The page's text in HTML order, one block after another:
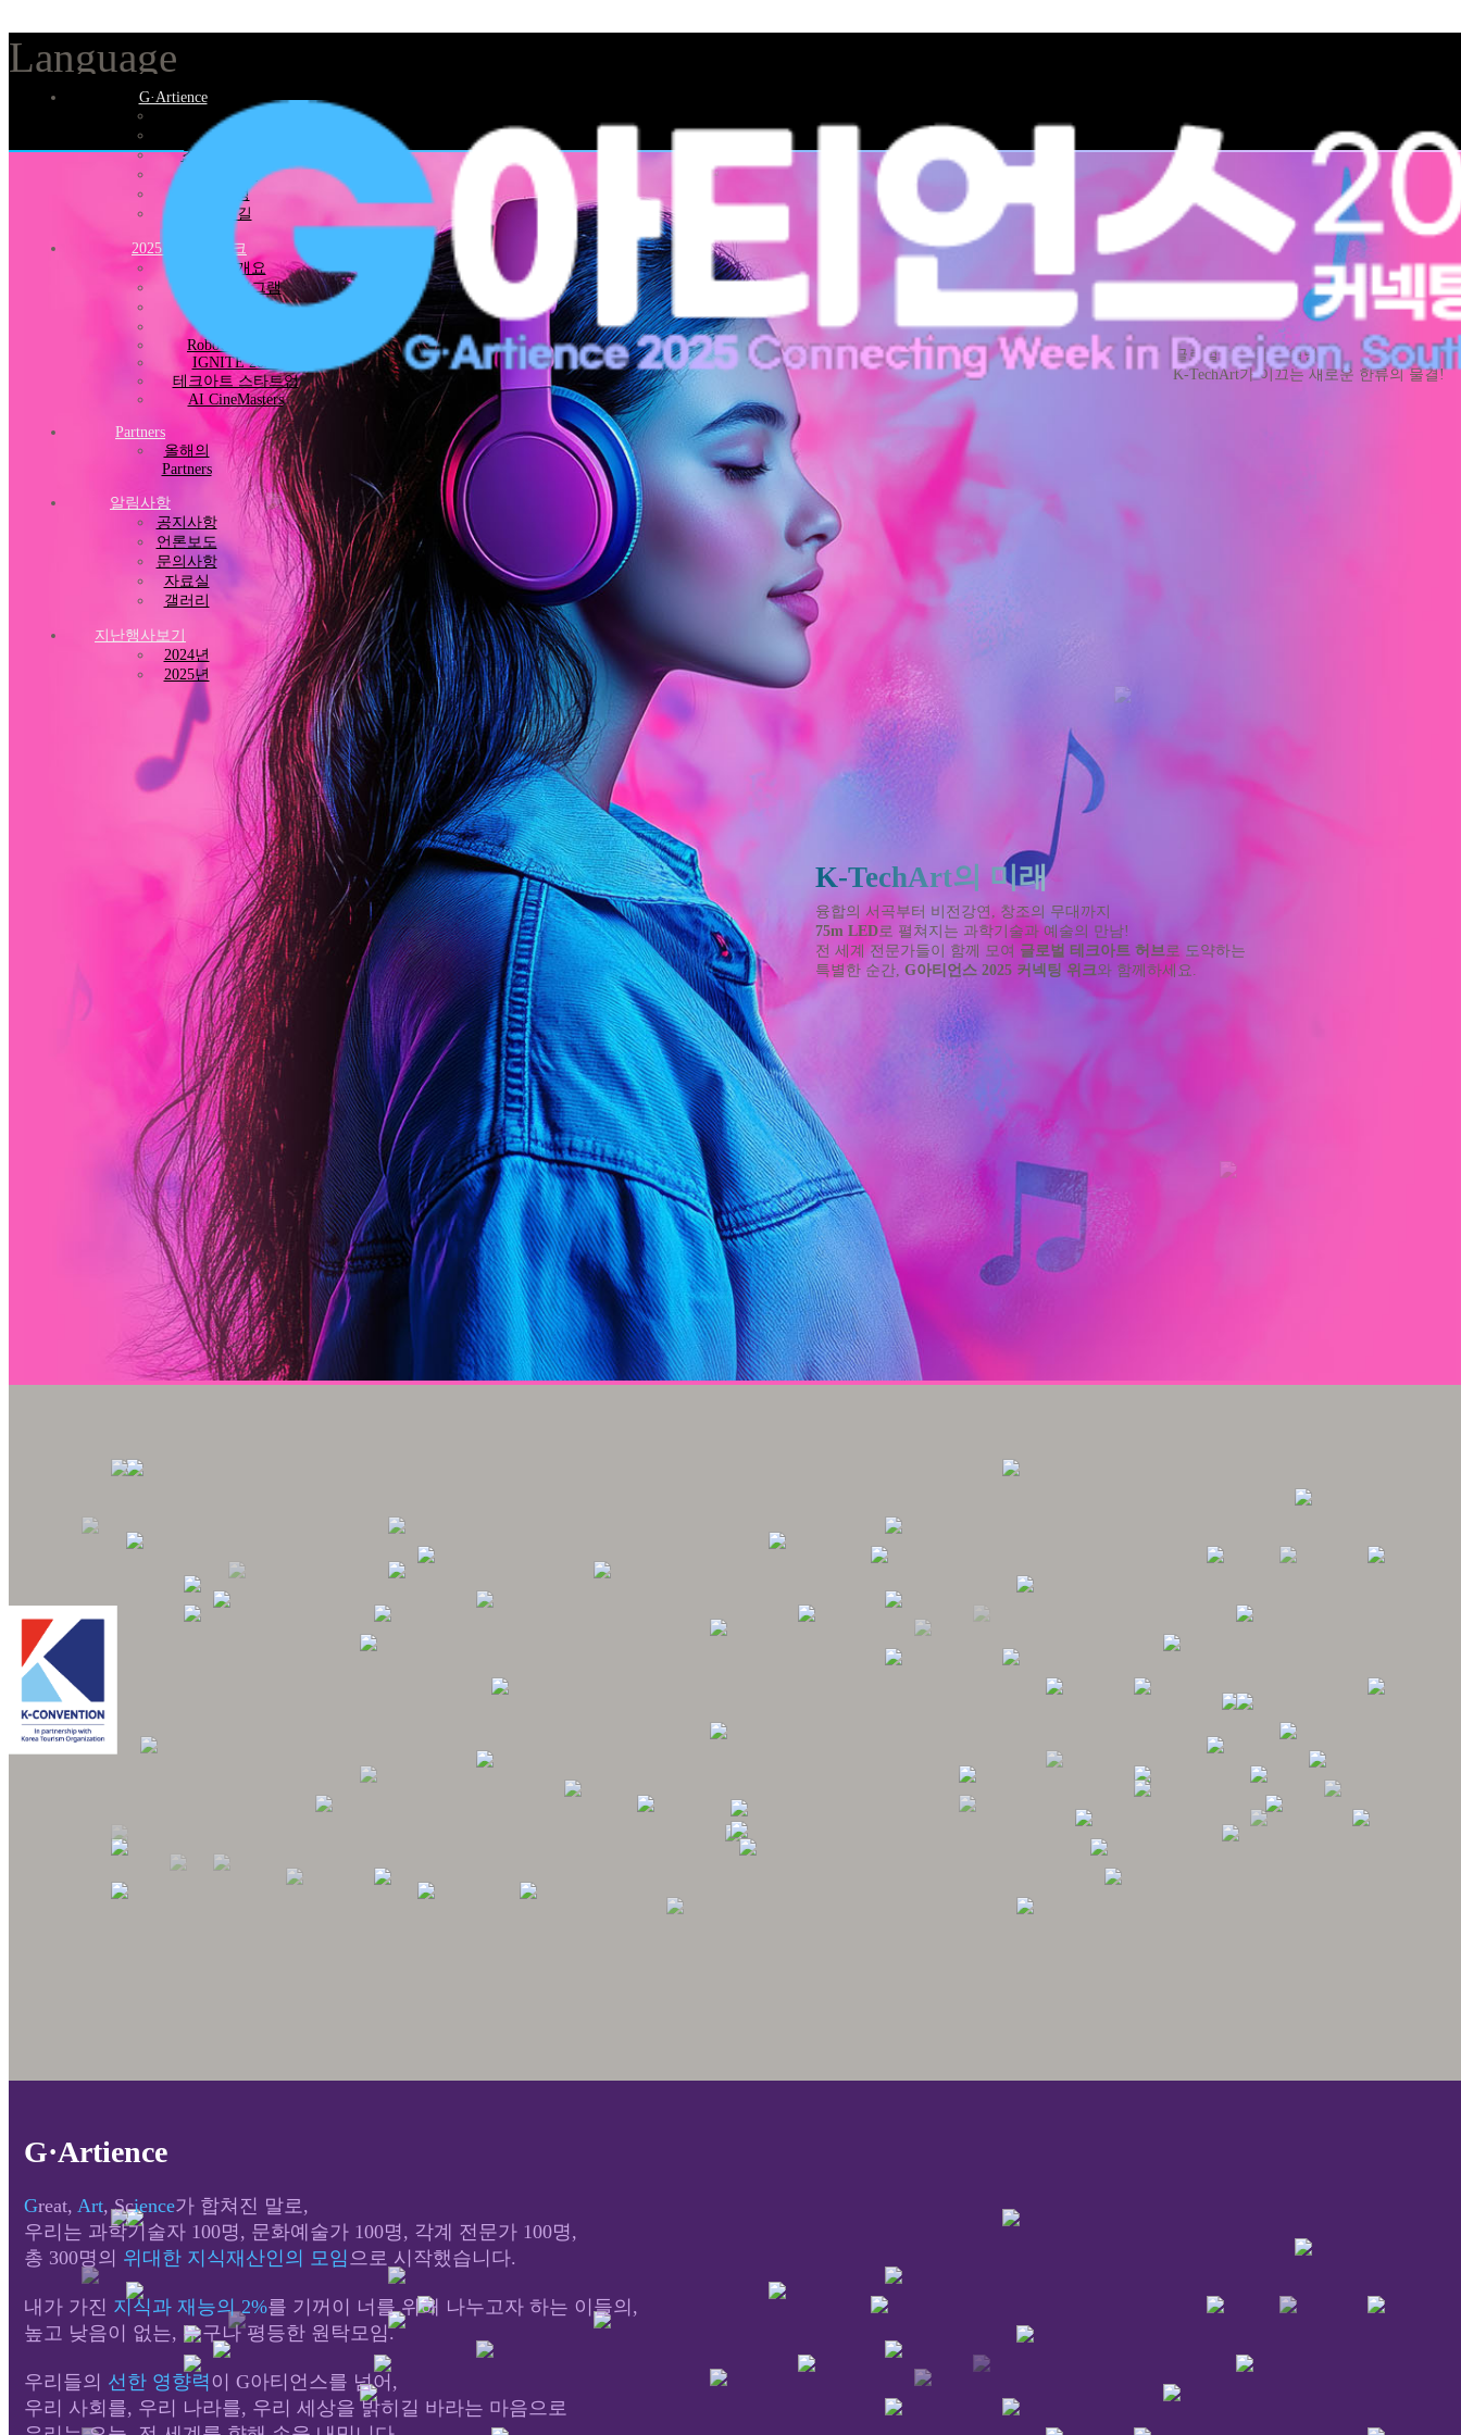
Language
Select Language
G·Artience
인사말
행사목적
조직위원회
행사일정
오시는 길
2025 커넥팅 위크
행사개요
전체프로그램
RoboCalli 2025
IGNITE 2025
테크아트 스타트업
AI CineMasters
Partners
올해의
Partners
알림사항
공지사항
언론보도
문의사항
자료실
갤러리
지난행사보기
2024년
2025년
글로벌 테크아트 혁명,
K-TechArt가 이끄는 새로운 한류의 물결!
K-TechArt의 미래
융합의 서곡부터 비전강연, 창조의 무대까지
75m LED로 펼쳐지는 과학기술과 예술의 만남!
전 세계 전문가들이 함께 모여 글로벌 테크아트 허브로 도약하는
특별한 순간, G아티언스 2025 커넥팅 위크와 함께하세요.
G·Artience
Great, Art, Science가 합쳐진 말로,
우리는 과학기술자 100명, 문화예술가 100명, 각계 전문가 100명,
총 300명의 위대한 지식재산인의 모임 으로 시작했습니다.
내가 가진 지식과 재능의 2%를 기꺼이 너를 위해 나누고자 하는 이들의,
높고 낮음이 없는, 누구나 평등한 원탁모임.
우리들의 선한 영향력 이 G아티언스를 넘어,
우리 사회를, 우리 나라를, 우리 세상을 밝히길 바라는 마음으로